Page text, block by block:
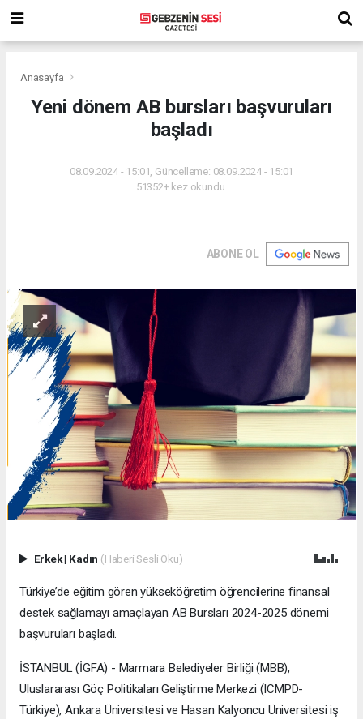
Anasayfa
Yeni dönem AB bursları başvuruları
başladı
08.09.2024 - 15:01, Güncelleme: 08.09.2024 - 15:01
51352+ kez okundu.
ABONE OL
Erkek| Kadın (Haberi Sesli Oku)
Türkiye’de eğitim gören yükseköğretim öğrencilerine finansal
destek sağlamayı amaçlayan AB Bursları 2024-2025 dönemi
başvuruları başladı.
İSTANBUL (İGFA) - Marmara Belediyeler Birliği (MBB),
Uluslararası Göç Politikaları Geliştirme Merkezi (ICMPD-
Türkiye), Ankara Üniversitesi ve Hasan Kalyoncu Üniversitesi iş